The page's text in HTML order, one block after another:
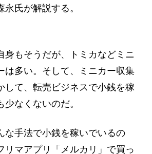
永氏が解説する。
もそうだが、トミカなどミニ
は多い。そして、ミニカー収集
して、転売ビジネスで小銭を稼
なくないのだ。
手法で小銭を稼いでいるの
リマアプリ「メルカリ」で買っ